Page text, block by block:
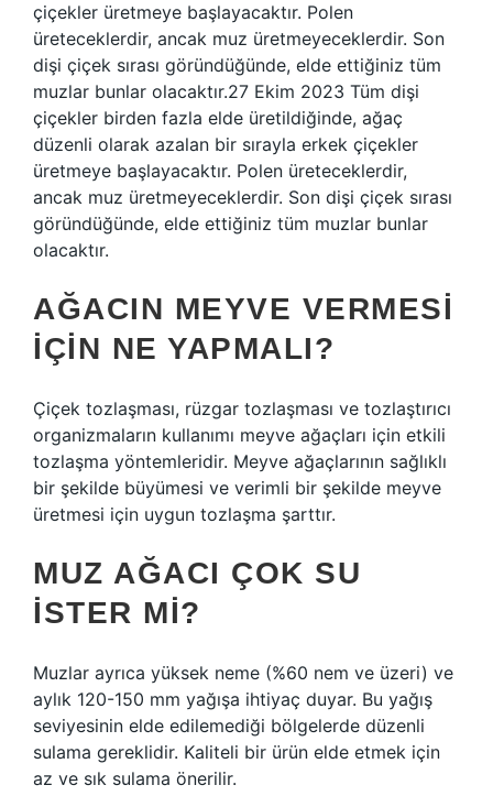
çiçekler üretmeye başlayacaktır. Polen
üreteceklerdir, ancak muz üretmeyeceklerdir. Son
dişi çiçek sırası göründüğünde, elde ettiğiniz tüm
muzlar bunlar olacaktır.27 Ekim 2023 Tüm dişi
çiçekler birden fazla elde üretildiğinde, ağaç
düzenli olarak azalan bir sırayla erkek çiçekler
üretmeye başlayacaktır. Polen üreteceklerdir,
ancak muz üretmeyeceklerdir. Son dişi çiçek sırası
göründüğünde, elde ettiğiniz tüm muzlar bunlar
olacaktır.
AĞACIN MEYVE VERMESI
IÇIN NE YAPMALI?
Çiçek tozlaşması, rüzgar tozlaşması ve tozlaştırıcı
organizmaların kullanımı meyve ağaçları için etkili
tozlaşma yöntemleridir. Meyve ağaçlarının sağlıklı
bir şekilde büyümesi ve verimli bir şekilde meyve
üretmesi için uygun tozlaşma şarttır.
MUZ AĞACI ÇOK SU
ISTER MI?
Muzlar ayrıca yüksek neme (%60 nem ve üzeri) ve
aylık 120-150 mm yağışa ihtiyaç duyar. Bu yağış
seviyesinin elde edilemediği bölgelerde düzenli
sulama gereklidir. Kaliteli bir ürün elde etmek için
az ve sık sulama önerilir.